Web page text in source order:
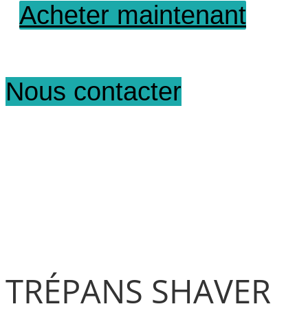
Acheter maintenant
Nous contacter
TRÉPANS SHAVER